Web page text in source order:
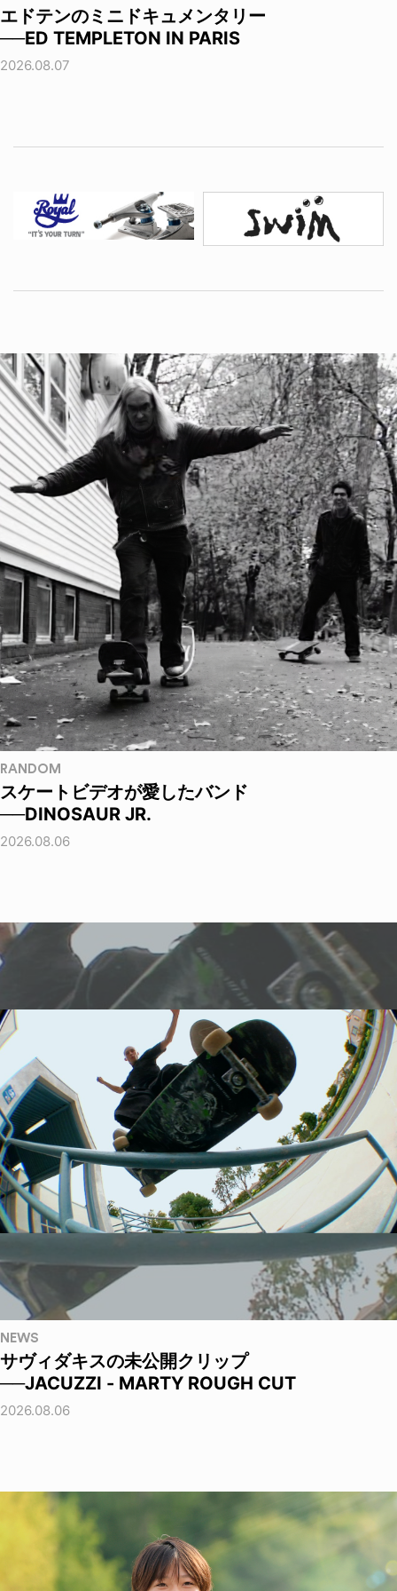
エドテンのミニドキュメンタリー
──ED TEMPLETON IN PARIS
2026.08.07
RANDOM
スケートビデオが愛したバンド
──DINOSAUR JR.
2026.08.06
NEWS
サヴィダキスの未公開クリップ
──JACUZZI - MARTY ROUGH CUT
2026.08.06